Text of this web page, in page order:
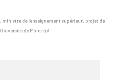
, ministre de l’enseignement supérieur, projet de
Université de Montréal